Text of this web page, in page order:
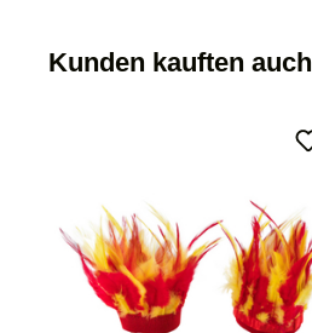
Kunden kauften auch